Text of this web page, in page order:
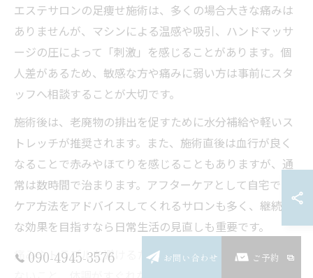
エステサロンの足痩せ施術は、多くの場合大きな痛みは
ありませんが、マシンによる温感や吸引、ハンドマッサ
ージの圧によって「刺激」を感じることがあります。個
人差があるため、敏感な方や痛みに弱い方は事前にスタ
ッフへ相談することが大切です。
施術後は、老廃物の排出を促すために水分補給や軽いス
トレッチが推奨されます。また、施術直後は血行が良く
なることで赤みやほてりを感じることもありますが、通
常は数時間で治まります。アフターケアとして自宅での
ケア方法をアドバイスしてくれるサロンも多く、継続的
な効果を目指すなら日常生活の見直しも重要です。
痛みやトラブルを避けるためには、無理な施術を希望し
090-4945-3576 お問い合わせ ご予約